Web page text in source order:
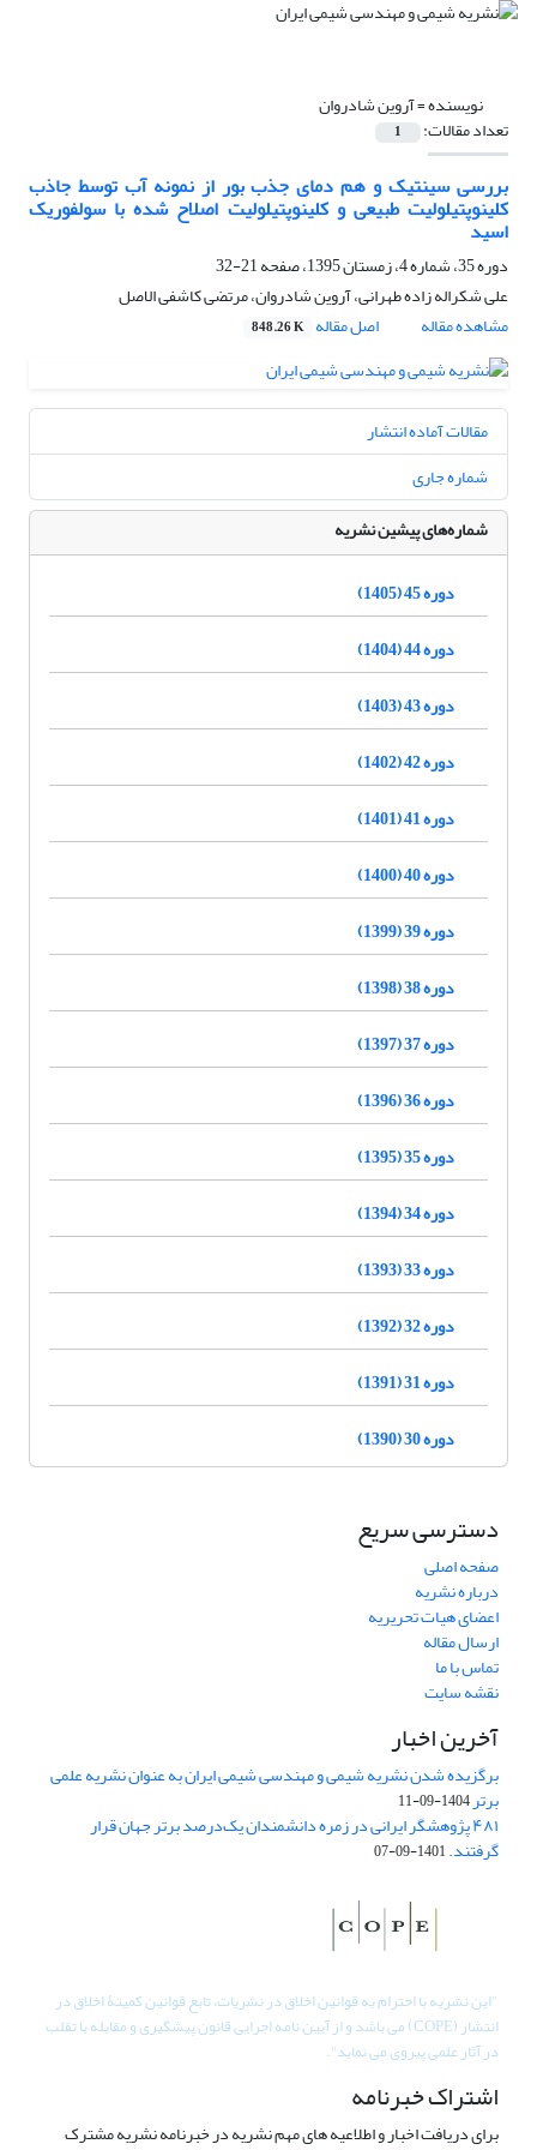
نویسنده =آروین شادروان
تعداد مقالات: 1
بررسی سینتیک و هم دمای جذب بور از نمونه آب توسط جاذب
کلینوپتیلولیت طبیعی و کلینوپتیلولیت اصلاح شده با سولفوریک
اسید
دوره 35، شماره 4، زمستان 1395، صفحه
21-32
علی شکراله زاده طهرانی، آروین شادروان، مرتضی کاشفی الاصل
مشاهده مقاله
اصل مقاله 848.26 K
مقالات آماده انتشار
شماره جاری
شماره‌های پیشین نشریه
دوره 45 (1405)
دوره 44 (1404)
دوره 43 (1403)
دوره 42 (1402)
دوره 41 (1401)
دوره 40 (1400)
دوره 39 (1399)
دوره 38 (1398)
دوره 37 (1397)
دوره 36 (1396)
دوره 35 (1395)
دوره 34 (1394)
دوره 33 (1393)
دوره 32 (1392)
دوره 31 (1391)
دوره 30 (1390)
دسترسی سریع
صفحه اصلی
درباره نشریه
اعضای هیات تحریریه
ارسال مقاله
تماس با ما
نقشه سایت
آخرین اخبار
برگزیده شدن نشریه شیمی و مهندسی شیمی ایران به عنوان نشریه علمی
برتر1404-09-11
۴۸۱ پژوهشگر ایرانی در زمره دانشمندان یک‌درصد برتر جهان قرار
گرفتند.1401-09-07
"این نشریه با احترام به قوانین اخلاق در نشریات، تابع قوانین کمیتۀ اخلاق در
انتشار (COPE) می باشد و از آیین نامه اجرایی قانون پیشگیری و مقابله با تقلب
در آثار علمی پیروی می نماید".
اشتراک خبرنامه
برای دریافت اخبار و اطلاعیه های مهم نشریه در خبرنامه نشریه مشترک